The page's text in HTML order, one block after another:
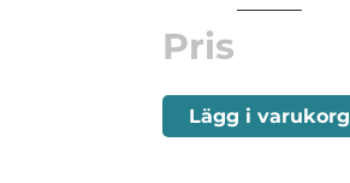
Pris
Lägg i varukorg